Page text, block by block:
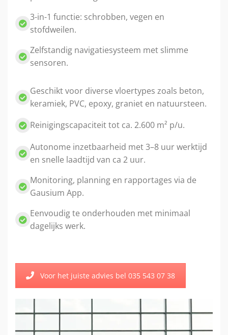
3-in-1 functie: schrobben, vegen en
stofdweilen.
Zelfstandig navigatiesysteem met slimme
sensoren.
Geschikt voor diverse vloertypes zoals beton,
keramiek, PVC, epoxy, graniet en natuursteen.
Reinigingscapaciteit tot ca. 2.600 m² p/u.
Autonome inzetbaarheid met 3–8 uur werktijd
en snelle laadtijd van ca 2 uur.
Monitoring, planning en rapportages via de
Gausium App.
Eenvoudig te onderhouden met minimaal
dagelijks werk.
Voor het juiste advies bel 035 543 07 38